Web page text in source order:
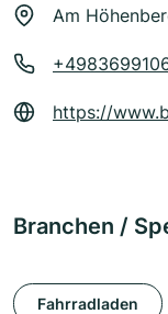
Am
https://
Branchen /
Fahrradladen